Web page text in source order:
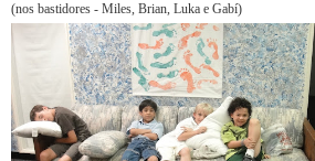
(nos bastidores - Miles, Brian, Luka e Gabí)